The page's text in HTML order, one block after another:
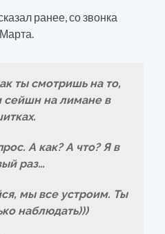
ранее, со звонка
ты смотришь на то,
сейшн на лимане в
А как? А что? Я в
раз…
мы все устроим. Ты
наблюдать)))